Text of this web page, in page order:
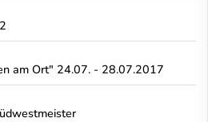
am Ort" 24.07. - 28.07.2017